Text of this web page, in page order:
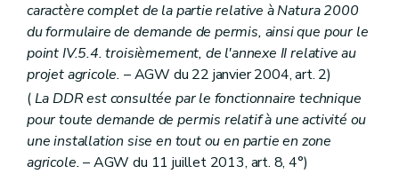
caractère complet de la partie relative à Natura 2000
du formulaire de demande de permis, ainsi que pour le
point IV.5.4. troisièmement, de l'annexe II relative au
projet agricole. – AGW du 22 janvier 2004, art. 2)
(La DDR est consultée par le fonctionnaire technique
pour toute demande de permis relatif à une activité ou
une installation sise en tout ou en partie en zone
agricole.– AGW du 11 juillet 2013, art. 8, 4°)